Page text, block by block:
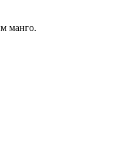
манго.